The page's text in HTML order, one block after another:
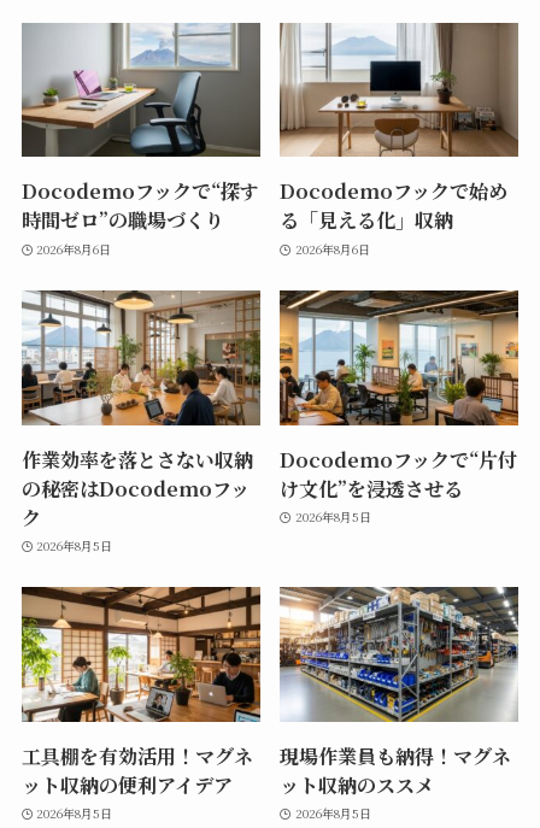
Docodemoフックで“探す
時間ゼロ”の職場づくり
2026年8月6日
Docodemoフックで始め
る「見える化」収納
2026年8月6日
作業効率を落とさない収納
の秘密はDocodemoフッ
ク
2026年8月5日
Docodemoフックで“片付
け文化”を浸透させる
2026年8月5日
工具棚を有効活用！マグネ
ット収納の便利アイデア
2026年8月5日
現場作業員も納得！マグネ
ット収納のススメ
2026年8月5日